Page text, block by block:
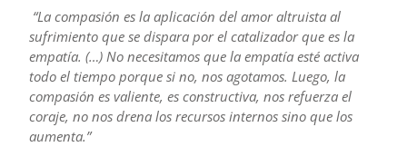
“La compasión es la aplicación del amor altruista al
sufrimiento que se dispara por el catalizador que es la
empatía. (…) No necesitamos que la empatía esté activa
todo el tiempo porque si no, nos agotamos. Luego, la
compasión es valiente, es constructiva, nos refuerza el
coraje, no nos drena los recursos internos sino que los
aumenta.”